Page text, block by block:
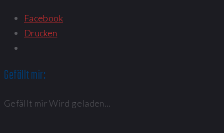
Facebook
Drucken
Gefällt mir:
Gefällt mirWird geladen...